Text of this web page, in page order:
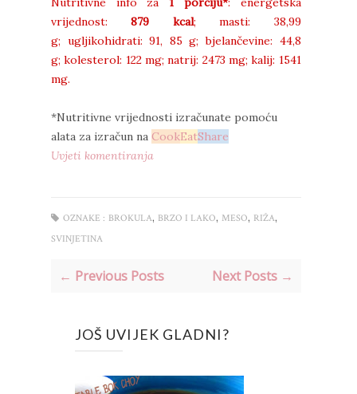
vrijednost:879 kcal;masti: 38,99
g; ugljikohidrati:91, 85 g;bjelančevine: 44,8
g;kolesterol: 122 mg;natrij: 2473 mg;kalij: 1541
mg.
*Nutritivne vrijednosti izračunate pomoću
alata za izračun na CookEatShare
Uvjeti komentiranja
OZNAKE : BROKULA, BRZO I LAKO, MESO, RIŽA,
SVINJETINA
← Previous Posts Next Posts →
JOŠ UVIJEK GLADNI?